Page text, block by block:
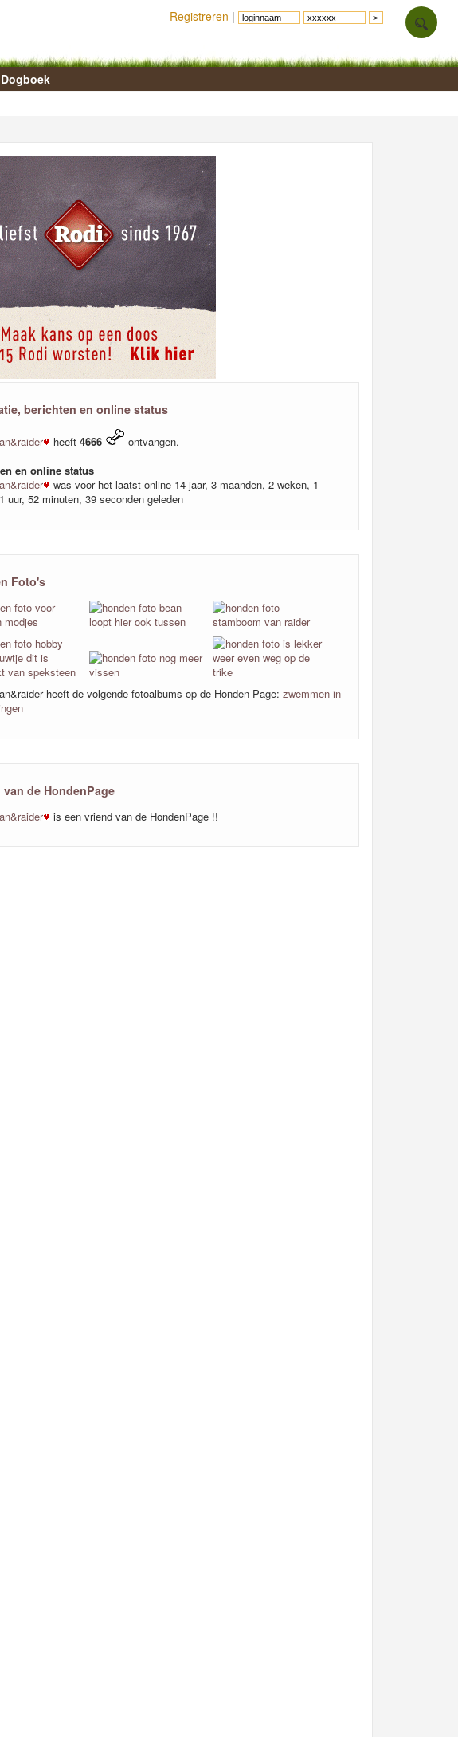
Dogboek
berichten en online status
heeft 4666
ontvangen.
en online status
was voor het laatst online 14 jaar, 3 maanden, 2 weken, 1
uur, 52 minuten, 39 seconden geleden
Foto's
heeft de volgende fotoalbums op de Honden Page: zwemmen in
van de HondenPage
is een vriend van de HondenPage !!
Registreren |